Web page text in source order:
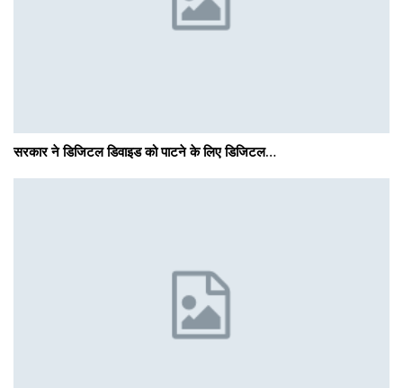
सरकार ने डिजिटल डिवाइड को पाटने के लिए डिजिटल…